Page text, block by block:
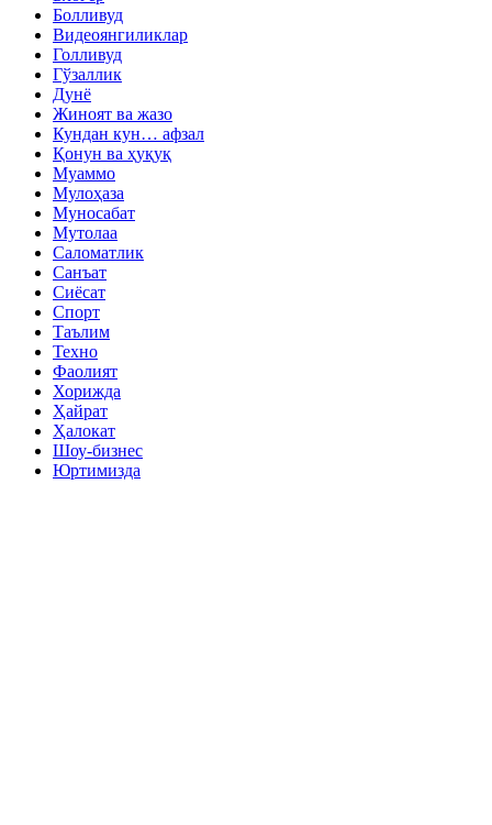
Болливуд
Видеоянгиликлар
Голливуд
Гўзаллик
Дунё
Жиноят ва жазо
Кундан кун… афзал
Қонун ва ҳуқуқ
Муаммо
Мулоҳаза
Муносабат
Мутолаа
Саломатлик
Санъат
Сиёсат
Спорт
Таълим
Техно
Фаолият
Хорижда
Ҳайрат
Ҳалокат
Шоу-бизнес
Юртимизда